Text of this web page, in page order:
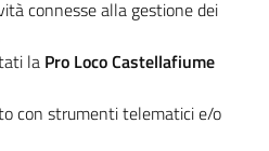
connesse alla gestione dei
la Pro Loco Castellafiume
con strumenti telematici e/o